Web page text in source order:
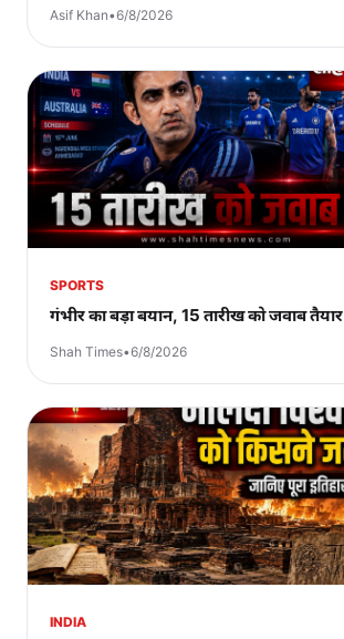
Asif Khan•6/8/2026
SPORTS
गंभीर का बड़ा बयान, 15 तारीख को जवाब तैयार
Shah Times•6/8/2026
INDIA